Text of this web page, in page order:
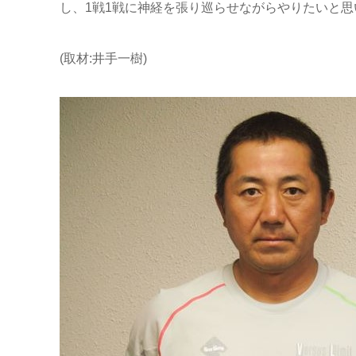
し、1戦1戦に神経を張り巡らせながらやりたいと
(取材:井手一樹)